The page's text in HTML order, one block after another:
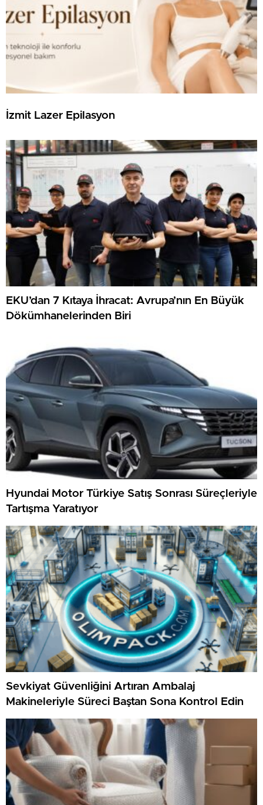
İzmit Lazer Epilasyon
EKU’dan 7 Kıtaya İhracat: Avrupa’nın En Büyük
Dökümhanelerinden Biri
Hyundai Motor Türkiye Satış Sonrası Süreçleriyle
Tartışma Yaratıyor
Sevkiyat Güvenliğini Artıran Ambalaj
Makineleriyle Süreci Baştan Sona Kontrol Edin